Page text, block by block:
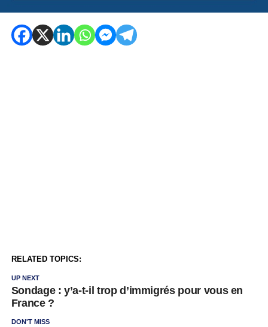
RELATED TOPICS:
UP NEXT
Sondage : y’a-t-il trop d’immigrés pour vous en
France ?
DON'T MISS